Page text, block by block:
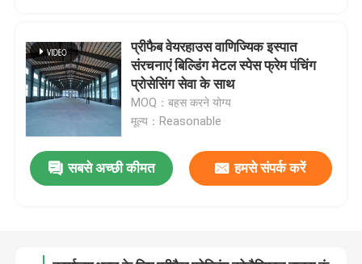
घर
उत्पादों
हमारे बारे में
प्रीफैब वेयरहाउस वाणिज्यिक इस्पात
संरचनाएं बिल्डिंग मेटल स्पेस फ्रेम पंचिंग
प्रोसेसिंग सेवा के साथ
MOQ：बहस करने योग्य
मूल्य：Reasonable
सबसे अच्छी कीमत हमसे संपर्क करें
इंसुलेटेड स्टील प्रीफैब फोल्डिंग कंटेनर हाउस कोलैप्सिबल कंटेनर होम